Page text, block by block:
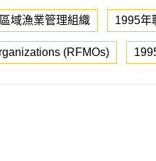
區域漁業管理組織 1995年
(RFMOs)